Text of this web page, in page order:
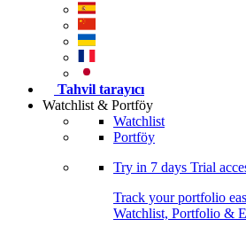
Tahvil tarayıcı
Watchlist & Portföy
Watchlist
Portföy
Try in 7 days Trial
Track your portfolio
Watchlist, Portfolio &